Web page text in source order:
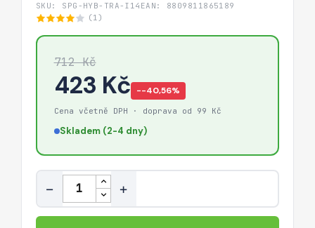
SKU: SPG-HYB-TRA-I14 EAN: 8809811865189
(1)
712 Kč
423 Kč −-40,56%
Cena včetně DPH · doprava od 99 Kč
Skladem (2-4 dny)
Množství
− +